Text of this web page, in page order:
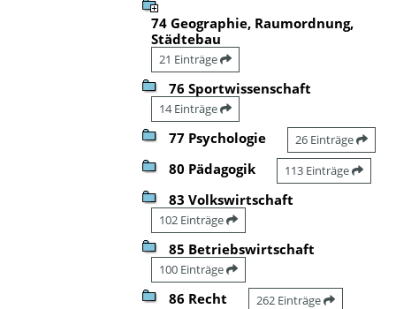
74 Geographie, Raumordnung,
Städtebau
21 Einträge
76 Sportwissenschaft
14 Einträge
77 Psychologie 26 Einträge
80 Pädagogik 113 Einträge
83 Volkswirtschaft
102 Einträge
85 Betriebswirtschaft
100 Einträge
86 Recht 262 Einträge